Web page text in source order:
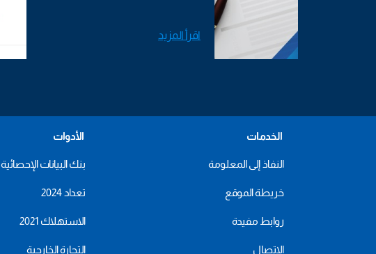
اقرأ المزيد
الخدمات
النفاذ إلى المعلومة
خريطة الموقع
روابط مفيدة
الاتصال
الأدوات
بنك البيانات الإحصائية
تعداد 2024
الاستهلاك 2021
التجارة الخارجية